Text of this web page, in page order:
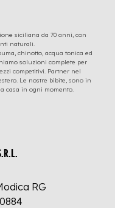
siciliana da 70 anni, con
naturali.
chinotto, acqua tonica ed
soluzioni complete per
competitivi. Partner nel
Le nostre bibite, sono in
casa in ogni momento.
RG